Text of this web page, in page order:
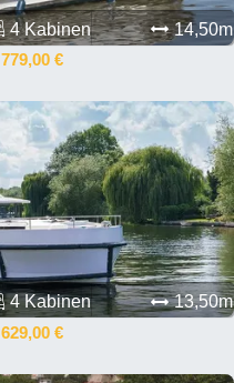
4 Kabinen
14,50m
779,00 €
4 Kabinen
13,50m
629,00 €